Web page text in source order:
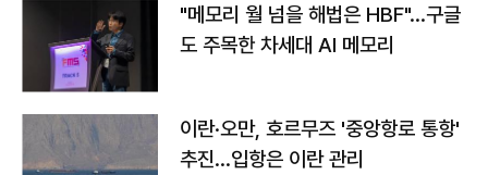
"메모리 월 넘을 해법은 HBF"…구글
도 주목한 차세대 AI 메모리
이란·오만, 호르무즈 '중앙항로 통항'
추진…입항은 이란 관리